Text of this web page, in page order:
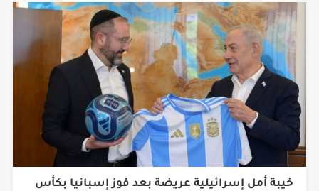
خيبة أمل إسرائيلية عريضة بعد فوز إسبانيا بكأس